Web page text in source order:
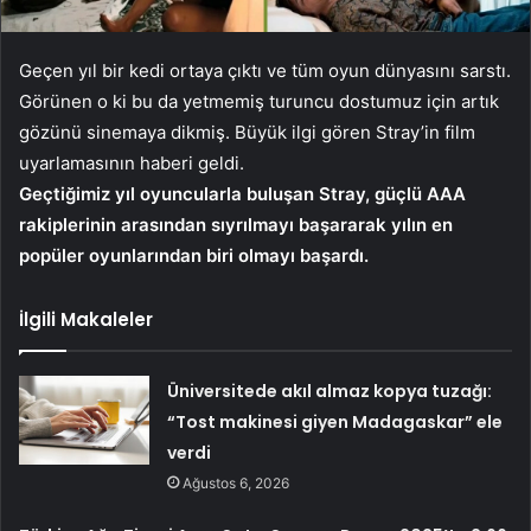
Geçen yıl bir kedi ortaya çıktı ve tüm oyun dünyasını sarstı.
Görünen o ki bu da yetmemiş turuncu dostumuz için artık
gözünü sinemaya dikmiş. Büyük ilgi gören Stray’in film
uyarlamasının haberi geldi.
Geçtiğimiz yıl oyuncularla buluşan Stray, güçlü AAA
rakiplerinin arasından sıyrılmayı başararak yılın en
popüler oyunlarından biri olmayı başardı.
İlgili Makaleler
Üniversitede akıl almaz kopya tuzağı:
“Tost makinesi giyen Madagaskar” ele
verdi
Ağustos 6, 2026